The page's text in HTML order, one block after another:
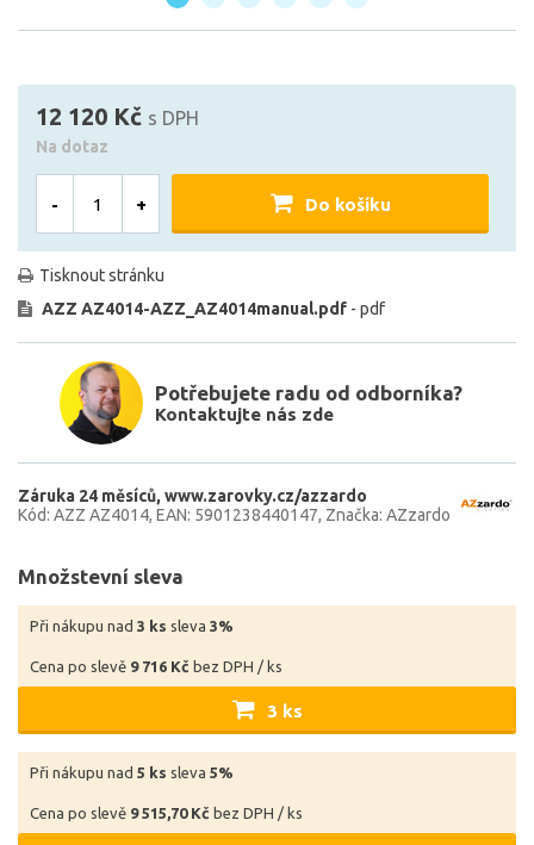
12 120 Kč s DPH
Na dotaz
- + Do košíku
Tisknout stránku
AZZ AZ4014-AZZ_AZ4014manual.pdf - pdf
Potřebujete radu od odborníka?
Kontaktujte nás zde
Záruka 24 měsíců www.zarovky.cz/azzardo
Kód: AZZ AZ4014 EAN: 5901238440147 Značka: AZzardo
Množstevní sleva
Při nákupu nad 3 ks sleva 3%
Cena po slevě 9 716 Kč bez DPH / ks
3 ks
Při nákupu nad 5 ks sleva 5%
Cena po slevě 9 515,70 Kč bez DPH / ks